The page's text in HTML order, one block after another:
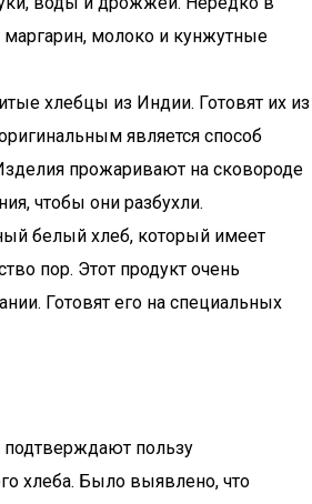
маргарин, молоко и кунжутные
хлебцы из Индии. Готовят их из
является способ
прожаривают на сковороде
чтобы они разбухли.
белый хлеб, который имеет
пор. Этот продукт очень
Готовят его на специальных
пользу
хлеба. Было выявлено, что